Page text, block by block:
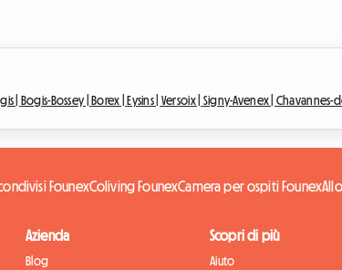
| Bogis-Bossey | Borex | Eysins | Versoix | Signy-Avenex | Chavannes-
FounexColiving FounexCamera per ospiti Founex
Azienda
Blog
Scopri di più
Aiuto